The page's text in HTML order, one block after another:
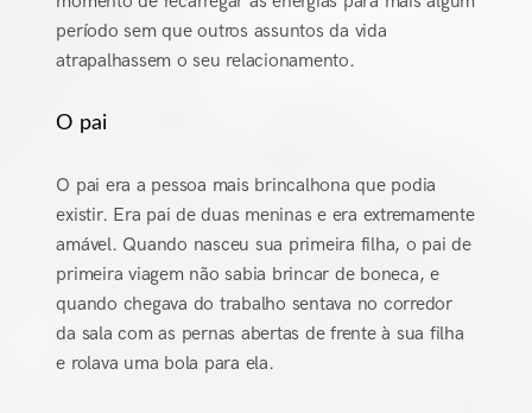
período sem que outros assuntos da vida
atrapalhassem o seu relacionamento.
O pai
O pai era a pessoa mais brincalhona que podia
existir. Era pai de duas meninas e era extremamente
amável. Quando nasceu sua primeira filha, o pai de
primeira viagem não sabia brincar de boneca, e
quando chegava do trabalho sentava no corredor
da sala com as pernas abertas de frente à sua filha
e rolava uma bola para ela.